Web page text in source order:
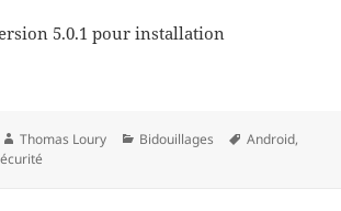
5.0.1 pour installation
Auteur
Thomas Loury Catégories
Bidouillages
Mots-
Android,